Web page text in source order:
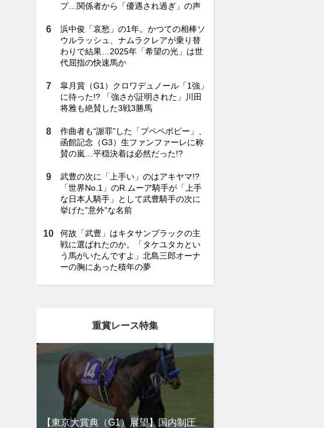
プ…関係者から「優遇され過ぎ」の声
浜中俊「哀愁」の1年。かつての相棒ソ
ウルラッシュ、ナムラクレアが乗り替
わりで結果…2025年「希望の光」は世
代屈指の快速馬か
皐月賞（G1）クロワデュノール「1強」
に待った!? 「強さが証明された」川田
将雅も絶賛した3戦3勝馬
作曲者も“謝罪”した「プペペポピー」、
函館記念（G3）生ファンファーレに称
賛の嵐…平穏決着は必然だった!?
武豊の次に「上手い」のはアキヤマ!?
「世界No.1」のR.ムーア騎手が「上手
な日本人騎手」として武豊騎手の次に
挙げた”意外”な名前
何故「武豊」はキタサンブラックの主
戦に選ばれたのか。「タケユタカとい
う馬がいたんですよ」北島三郎オーナ
ーの胸にあった積年の夢
重賞レース特集
【東京大賞典（G1）展望】国内制圧